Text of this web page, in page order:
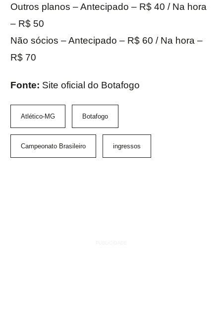
Outros planos – Antecipado – R$ 40 / Na hora
– R$ 50
Não sócios – Antecipado – R$ 60 / Na hora –
R$ 70
Fonte: Site oficial do Botafogo
Atlético-MG Botafogo
Campeonato Brasileiro ingressos